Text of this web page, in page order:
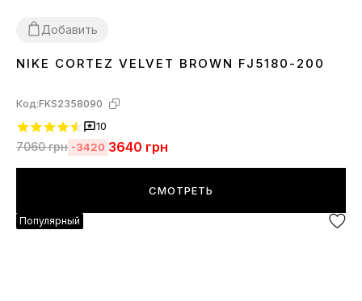
Добавить
3637 383940 41
NIKE CORTEZ VELVET BROWN FJ5180-200
Код:FKS2358090
10
7060грн -3420 3640 грн
СМОТРЕТЬ
Популярный